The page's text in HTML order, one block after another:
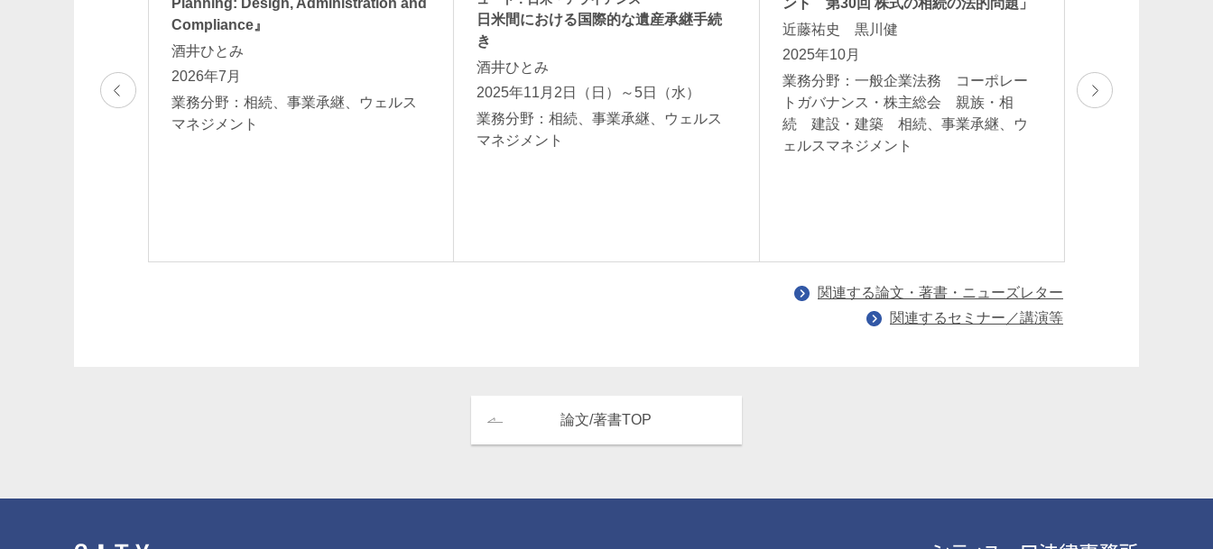
Compliance』
酒井ひとみ
2026年7月
業務分野：相続、事業承継、ウェルス
マネジメント
日米間における国際的な遺産承継手続
き
酒井ひとみ
2025年11月2日（日）～5日（水）
業務分野：相続、事業承継、ウェルス
マネジメント
近藤祐史 黒川健
2025年10月
業務分野：一般企業法務 コーポレー
トガバナンス・株主総会 親族・相
続 建設・建築 相続、事業承継、ウ
ェルスマネジメント
業務分野：相続、
マネジメント
関連する論文・著書・ニューズレター
関連するセミナー／講演等
論文/著書TOP